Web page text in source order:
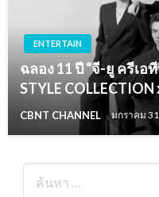
ENTERTAIN
ฉลอง 11 ปี “จี-ยู ครีเ
STYLE COLLECTION
CBNT CHANNEL มกราคม